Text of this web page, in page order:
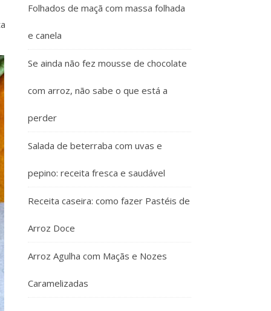
Folhados de maçã com massa folhada
e canela
Se ainda não fez mousse de chocolate
com arroz, não sabe o que está a
perder
Salada de beterraba com uvas e
pepino: receita fresca e saudável
Receita caseira: como fazer Pastéis de
Arroz Doce
Arroz Agulha com Maçãs e Nozes
Caramelizadas